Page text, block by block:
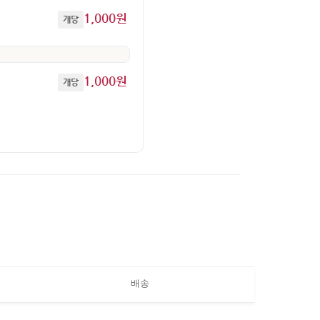
개당 1,000원
개당 1,000원
배송